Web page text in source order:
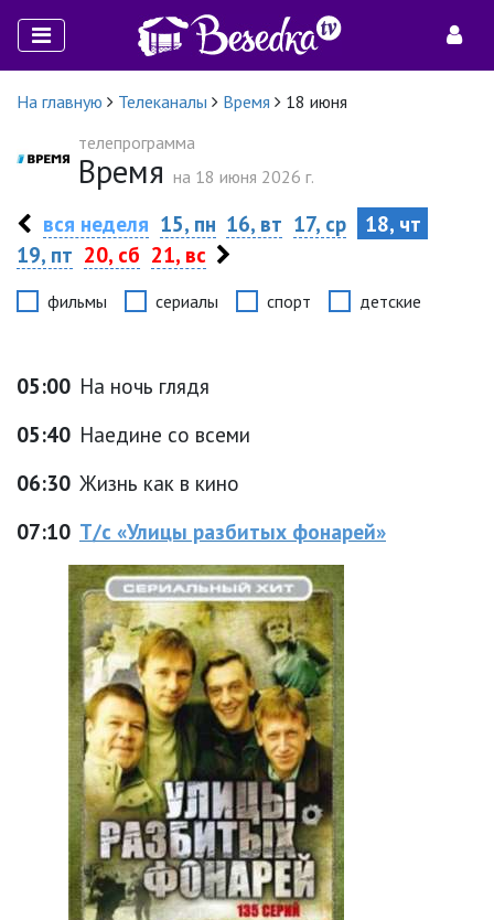
На главную Телеканалы Время
18 июня
телепрограмма
Время на 18 июня 2026 г.
вся неделя 15, пн 16, вт 17, ср
18, чт
19, пт 20, сб 21, вс
фильмы сериалы спорт детские
05:00 На ночь глядя
05:40 Наедине со всеми
06:30 Жизнь как в кино
07:10 Т/с «Улицы разбитых фонарей»